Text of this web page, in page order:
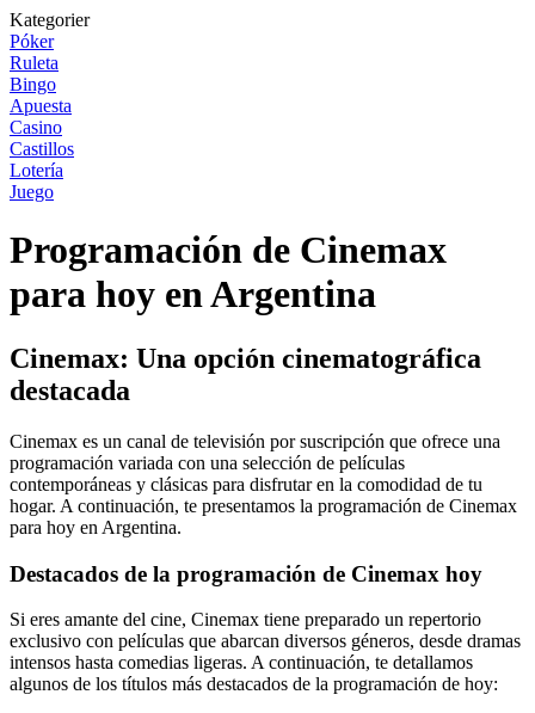
Kategorier
Póker
Ruleta
Bingo
Apuesta
Casino
Castillos
Lotería
Juego
Programación de Cinemax
para hoy en Argentina
Cinemax: Una opción cinematográfica
destacada
Cinemax es un canal de televisión por suscripción que ofrece una
programación variada con una selección de películas
contemporáneas y clásicas para disfrutar en la comodidad de tu
hogar. A continuación, te presentamos la programación de Cinemax
para hoy en Argentina.
Destacados de la programación de Cinemax hoy
Si eres amante del cine, Cinemax tiene preparado un repertorio
exclusivo con películas que abarcan diversos géneros, desde dramas
intensos hasta comedias ligeras. A continuación, te detallamos
algunos de los títulos más destacados de la programación de hoy: